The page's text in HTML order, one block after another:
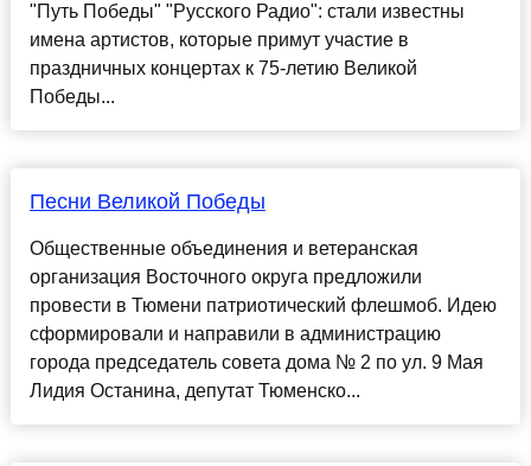
"Путь Победы" "Русского Радио": стали известны
имена артистов, которые примут участие в
праздничных концертах к 75-летию Великой
Победы...
Песни Великой Победы
Общественные объединения и ветеранская
организация Восточного округа предложили
провести в Тюмени патриотический флешмоб. Идею
сформировали и направили в администрацию
города председатель совета дома № 2 по ул. 9 Мая
Лидия Останина, депутат Тюменско...